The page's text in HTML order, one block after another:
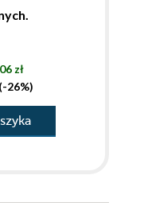
zł
26%)